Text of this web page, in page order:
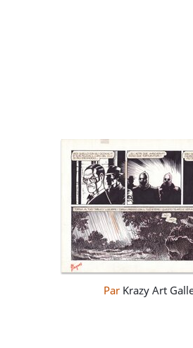
Par Krazy Art